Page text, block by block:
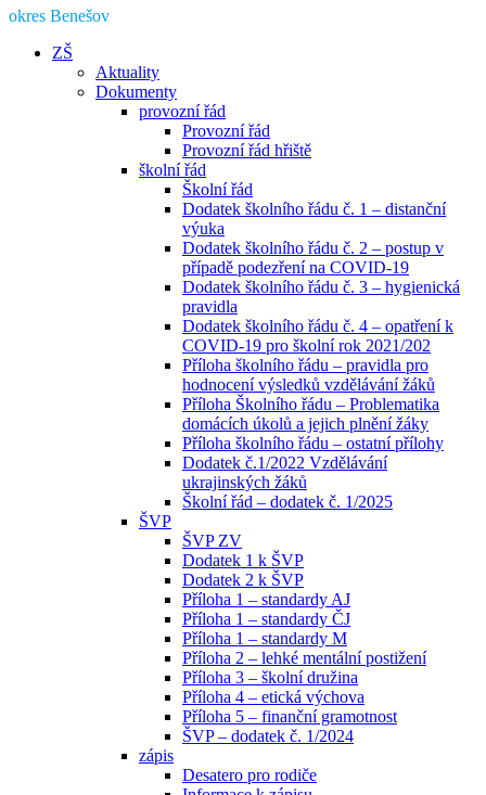
okres Benešov
ZŠ
Aktuality
Dokumenty
provozní řád
Provozní řád
Provozní řád hřiště
školní řád
Školní řád
Dodatek školního řádu č. 1 – distanční
výuka
Dodatek školního řádu č. 2 – postup v
případě podezření na COVID-19
Dodatek školního řádu č. 3 – hygienická
pravidla
Dodatek školního řádu č. 4 – opatření k
COVID-19 pro školní rok 2021/202
Příloha školního řádu – pravidla pro
hodnocení výsledků vzdělávání žáků
Příloha Školního řádu – Problematika
domácích úkolů a jejich plnění žáky
Příloha školního řádu – ostatní přílohy
Dodatek č.1/2022 Vzdělávání
ukrajinských žáků
Školní řád – dodatek č. 1/2025
ŠVP
ŠVP ZV
Dodatek 1 k ŠVP
Dodatek 2 k ŠVP
Příloha 1 – standardy AJ
Příloha 1 – standardy ČJ
Příloha 1 – standardy M
Příloha 2 – lehké mentální postižení
Příloha 3 – školní družina
Příloha 4 – etická výchova
Příloha 5 – finanční gramotnost
ŠVP – dodatek č. 1/2024
zápis
Desatero pro rodiče